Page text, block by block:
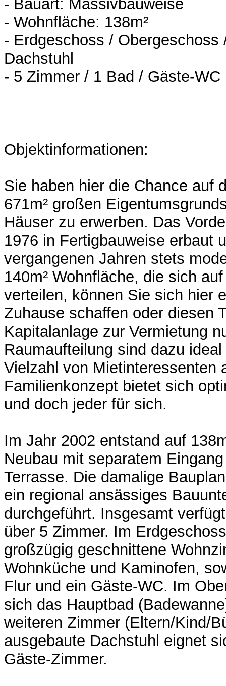
- Bauart: Massivbauweise
- Wohnfläche: 138m²
- Erdgeschoss / Obergeschoss
Dachstuhl
- 5 Zimmer / 1 Bad / Gäste-WC
Objektinformationen:
Sie haben hier die Chance auf
671m² großen
Häuser zu erwerben. Das
1976 in Fertigbauweise erbaut
vergangenen Jahren stets
140m² Wohnfläche, die sich
verteilen, können Sie sich hier
Zuhause schaffen oder diesen
Kapitalanlage zur Vermietung
Raumaufteilung sind dazu
Vielzahl von Mietinteressenten
Familienkonzept bietet sich
und doch jeder für sich.
Im Jahr 2002 entstand auf
Neubau mit separatem
Terrasse. Die damalige
ein regional ansässiges
durchgeführt. Insgesamt
über 5 Zimmer. Im
großzügig geschnittene
Wohnküche und Kaminofen,
Flur und ein Gäste-WC. Im
sich das Hauptbad
weiteren Zimmer (Eltern/Kind/
ausgebaute Dachstuhl eignet
Gäste-Zimmer.